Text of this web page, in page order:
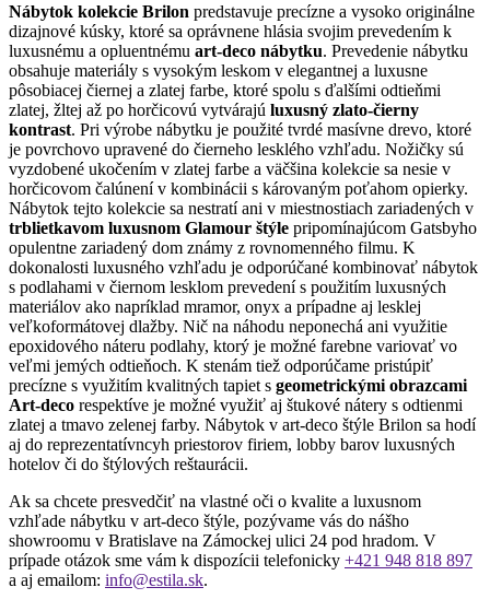
Nábytok kolekcie Brilon predstavuje precízne a vysoko originálne
dizajnové kúsky, ktoré sa oprávnene hlásia svojim prevedením k
luxusnému a opluentnému art-deco nábytku. Prevedenie nábytku
obsahuje materiály s vysokým leskom v elegantnej a luxusne
pôsobiacej čiernej a zlatej farbe, ktoré spolu s ďalšími odtieňmi
zlatej, žltej až po horčicovú vytvárajú luxusný zlato-čierny
kontrast. Pri výrobe nábytku je použité tvrdé masívne drevo, ktoré
je povrchovo upravené do čierneho lesklého vzhľadu. Nožičky sú
vyzdobené ukočením v zlatej farbe a väčšina kolekcie sa nesie v
horčicovom čalúnení v kombinácii s károvaným poťahom opierky.
Nábytok tejto kolekcie sa nestratí ani v miestnostiach zariadených v
trblietkavom luxusnom Glamour štýle pripomínajúcom Gatsbyho
opulentne zariadený dom známy z rovnomenného filmu. K
dokonalosti luxusného vzhľadu je odporúčané kombinovať nábytok
s podlahami v čiernom lesklom prevedení s použitím luxusných
materiálov ako napríklad mramor, onyx a prípadne aj lesklej
veľkoformátovej dlažby. Nič na náhodu neponechá ani využitie
epoxidového náteru podlahy, ktorý je možné farebne variovať vo
veľmi jemých odtieňoch. K stenám tiež odporúčame pristúpiť
precízne s využitím kvalitných tapiet s geometrickými obrazcami
Art-deco respektíve je možné využiť aj štukové nátery s odtienmi
zlatej a tmavo zelenej farby. Nábytok v art-deco štýle Brilon sa hodí
aj do reprezentatívncyh priestorov firiem, lobby barov luxusných
hotelov či do štýlových reštaurácii.
Ak sa chcete presvedčiť na vlastné oči o kvalite a luxusnom
vzhľade nábytku v art-deco štýle, pozývame vás do nášho
showroomu v Bratislave na Zámockej ulici 24 pod hradom. V
prípade otázok sme vám k dispozícii telefonicky +421 948 818 897
a aj emailom: info@estila.sk.